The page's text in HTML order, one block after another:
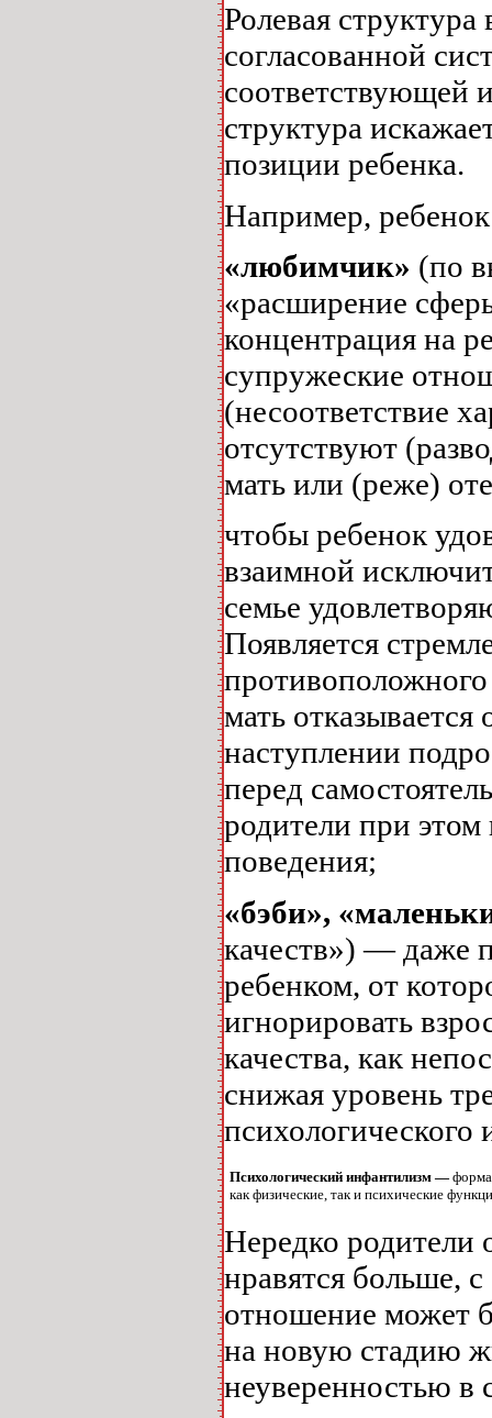
Ролевая
согласованной
соответствующей
структура
позиции ребенка.
Например,
«любимчик» (по
«расширение
концентрация на
супружеские
(несоответствие
отсутствуют
мать или (реже)
чтобы ребенок
взаимной
семье
Появляется
мать
наступлении
перед
родители при
поведения;
«бэби»,
качеств») — даже
ребенком, от
игнорировать
качества, как
снижая уровень
психологического
Психологический инфантилизм — форма
как физические, так и психические
Нередко родители
нравятся больше,
отношение может
на новую стадию
неуверенностью в